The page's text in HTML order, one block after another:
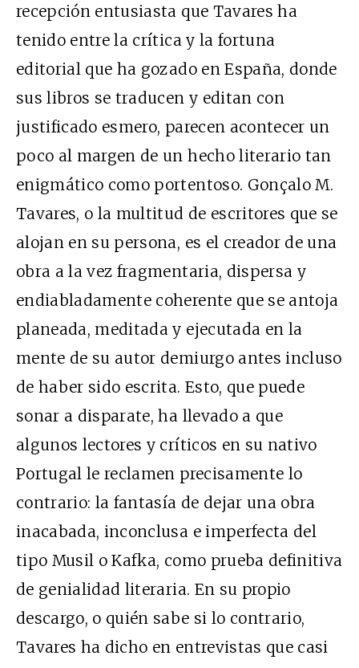
recepción entusiasta que Tavares ha
tenido entre la crítica y la fortuna
editorial que ha gozado en España, donde
sus libros se traducen y editan con
justificado esmero, parecen acontecer un
poco al margen de un hecho literario tan
enigmático como portentoso. Gonçalo M.
Tavares, o la multitud de escritores que se
alojan en su persona, es el creador de una
obra a la vez fragmentaria, dispersa y
endiabladamente coherente que se antoja
planeada, meditada y ejecutada en la
mente de su autor demiurgo antes incluso
de haber sido escrita. Esto, que puede
sonar a disparate, ha llevado a que
algunos lectores y críticos en su nativo
Portugal le reclamen precisamente lo
contrario: la fantasía de dejar una obra
inacabada, inconclusa e imperfecta del
tipo Musil o Kafka, como prueba definitiva
de genialidad literaria. En su propio
descargo, o quién sabe si lo contrario,
Tavares ha dicho en entrevistas que casi